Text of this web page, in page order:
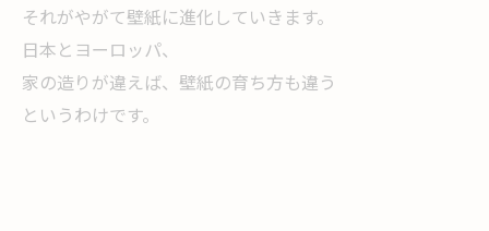
それがやがて壁紙に進化していきます。
日本とヨーロッパ、
家の造りが違えば、壁紙の育ち方も違う
というわけです。